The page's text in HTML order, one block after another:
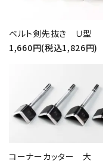
ベルト剣先抜き Ｕ型
1,660円(税込1,826円)
コーナーカッター 大